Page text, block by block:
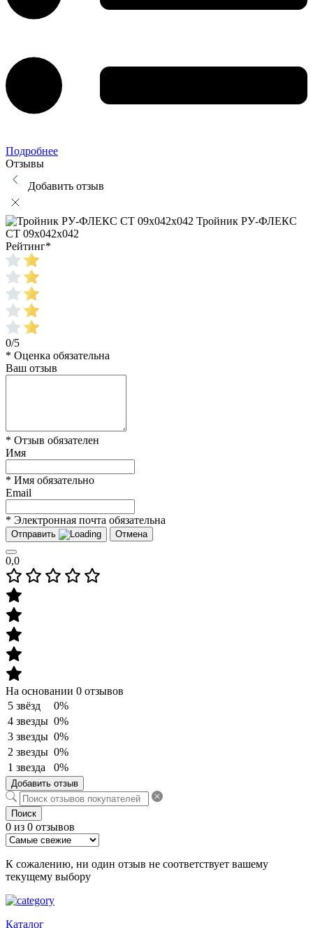
Подробнее
Отзывы
Добавить отзыв
Тройник РУ-ФЛЕКС
СТ 09x042x042
Рейтинг*
0/5
* Оценка обязательна
Ваш отзыв
* Отзыв обязателен
Имя
* Имя обязательно
Email
* Электронная почта обязательна
Отправить Отмена
0,0
На основании 0 отзывов
5 звёзд
0%
4 звезды 0%
3 звезды 0%
2 звезды 0%
1 звезда
0%
Добавить отзыв
Поиск
0 из 0 отзывов
К сожалению, ни один отзыв не соответствует вашему
текущему выбору
Каталог